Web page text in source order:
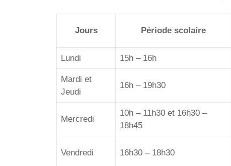
Jours Période scolaire
Lundi 15h – 16h
Mardi et
Jeudi
16h – 19h30
Mercredi
10h – 11h30 et 16h30 –
18h45
Vendredi 16h30 – 18h30